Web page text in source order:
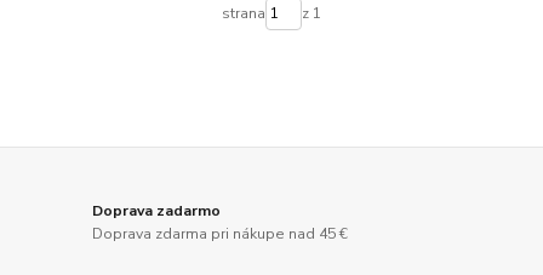
strana z 1
Doprava zadarmo
Doprava zdarma pri nákupe nad 45 €